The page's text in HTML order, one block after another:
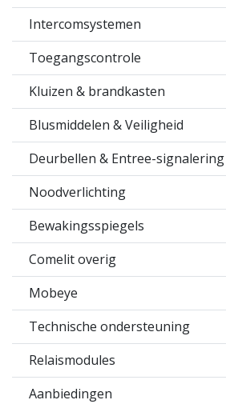
Intercomsystemen
Toegangscontrole
Kluizen & brandkasten
Blusmiddelen & Veiligheid
Deurbellen & Entree-signalering
Noodverlichting
Bewakingsspiegels
Comelit overig
Mobeye
Technische ondersteuning
Relaismodules
Aanbiedingen